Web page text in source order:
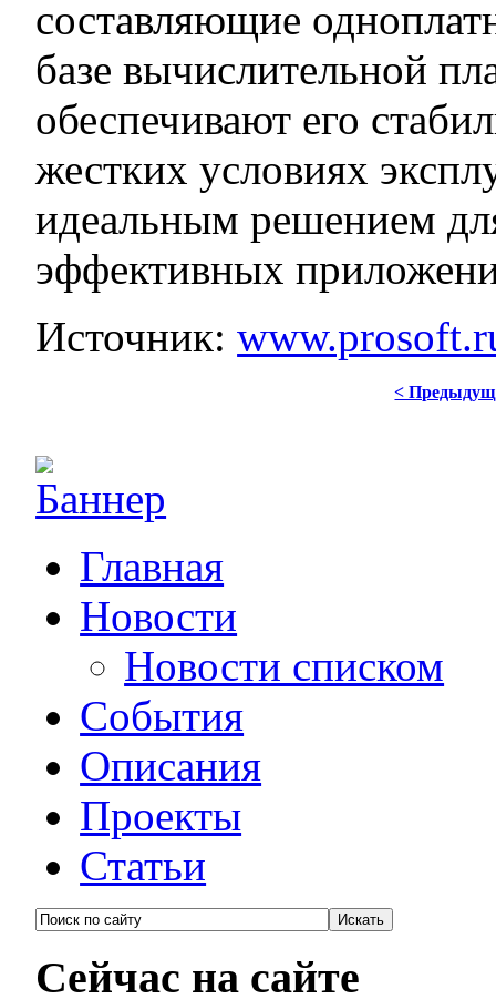
составляющие
базе вычислительной
обеспечивают его
жестких условиях
идеальным решением
эффективных
Источник:
<
Главная
Новости
Новости списком
События
Описания
Проекты
Статьи
Сейчас на сайте